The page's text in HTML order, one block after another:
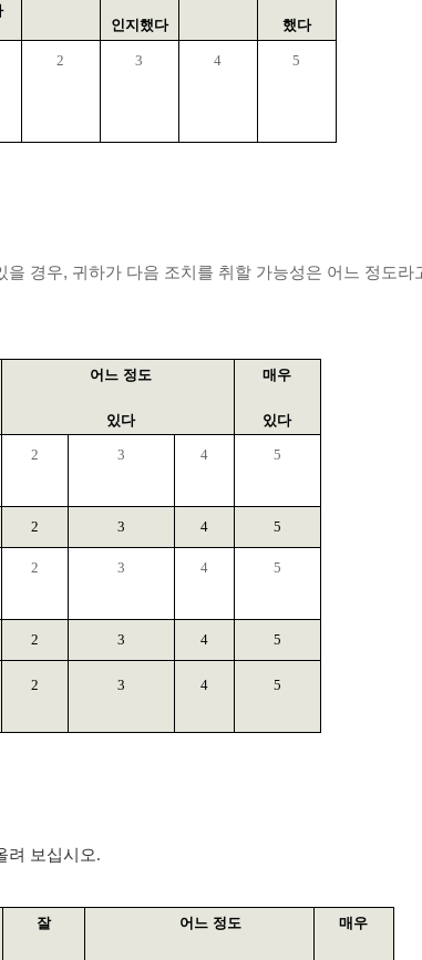
인지했다 했다
2 3 4 5
을 경우, 귀하가 다음 조치를 취할 가능성은 어느 정도라
어느 정도
있다
매우
있다
2 3 4 5
2 3 4 5
2 3 4 5
2 3 4 5
2 3 4 5
려 보십시오.
잘 어느 정도 매우